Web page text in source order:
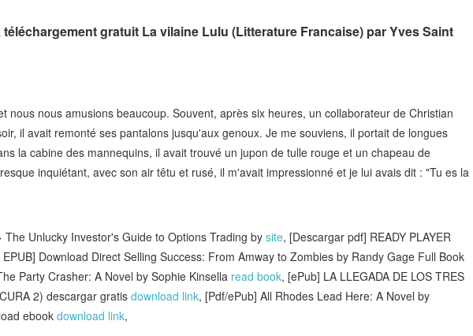
gratuit La vilaine Lulu (Litterature Francaise) par Yves Saint
nous nous amusions beaucoup. Souvent, après six heures, un collaborateur de Christian
il avait remonté ses pantalons jusqu'aux genoux. Je me souviens, il portait de longues
la cabine des mannequins, il avait trouvé un jupon de tulle rouge et un chapeau de
inquiétant, avec son air têtu et rusé, il m'avait impressionné et je lui avais dit : "Tu es la
The Unlucky Investor's Guide to Options Trading by site, [Descargar pdf] READY PLAYER
EPUB] Download Direct Selling Success: From Amway to Zombies by Randy Gage Full Book
Party Crasher: A Novel by Sophie Kinsella read book, [ePub] LA LLEGADA DE LOS TRES
2) descargar gratis download link, [Pdf/ePub] All Rhodes Lead Here: A Novel by
ebookdownload link,